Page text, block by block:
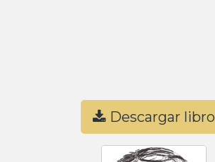
Descargar libro